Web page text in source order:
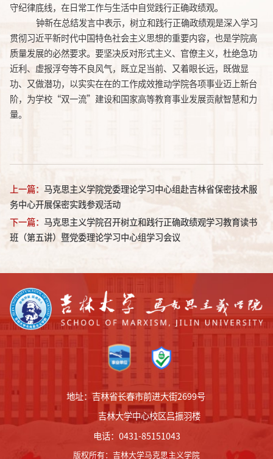
守纪律底线，在日常工作与生活中自觉践行正确政绩观。
钟新在总结发言中表示，树立和践行正确政绩观是深入学习
贯彻习近平新时代中国特色社会主义思想的重要内容，也是学院高
质量发展的必然要求。要坚决反对形式主义、官僚主义，杜绝急功
近利、虚报浮夸等不良风气，既立足当前、又着眼长远，既做显
功、又做潜功，以实实在在的工作成效推动学院各项事业迈上新台
阶，为学校 “双一流”建设和国家高等教育事业发展贡献智慧和力
量。
上一篇： 马克思主义学院党委理论学习中心组赴吉林省保密技术服
务中心开展保密实践参观活动
下一篇： 马克思主义学院召开树立和践行正确政绩观学习教育读书
班（第五讲）暨党委理论学习中心组学习会议
地址：吉林省长春市前进大街2699号
吉林大学中心校区吕振羽楼
电话：0431-85151043
版权所有： 吉林大学马克思主义学院